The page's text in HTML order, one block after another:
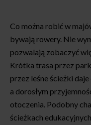
Co można robić w
bywają rowery. Nie
pozwalają zobaczyć
Krótka trasa przez
przez leśne ścieżki
a dorosłym
otoczenia. Podobny
ścieżkach